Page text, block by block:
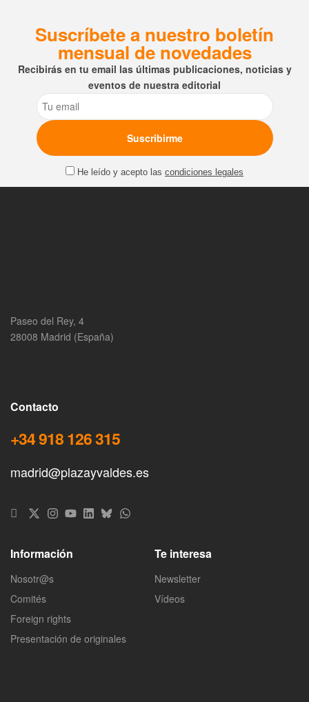
Suscríbete a nuestro boletín
mensual de novedades
Recibirás en tu email las últimas publicaciones, noticias y
eventos de nuestra editorial
Email
He leído y acepto las condiciones legales
Paseo del Rey, 4
28008 Madrid (España)
Contacto
+34 918 126 315
madrid@plazayvaldes.es
Información
Nosotr@s
Comités
Foreign rights
Presentación de originales
Te interesa
Newsletter
Vídeos